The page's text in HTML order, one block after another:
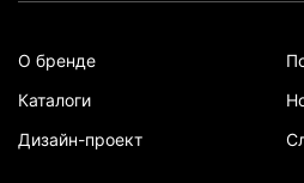
О бренде
Каталоги
Дизайн-проект